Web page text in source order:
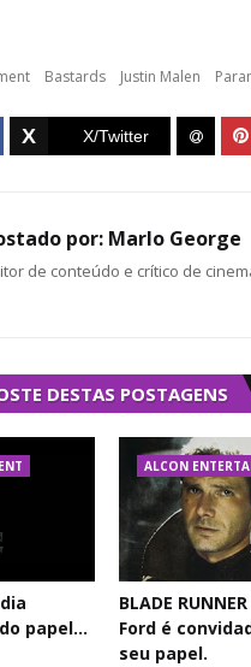
Bastards Justin Malen
por: Marlo George
de conteúdo e crítico de
DESTAS POSTAGENS
papel...
ALCON
BLADE
Ford é
seu papel.